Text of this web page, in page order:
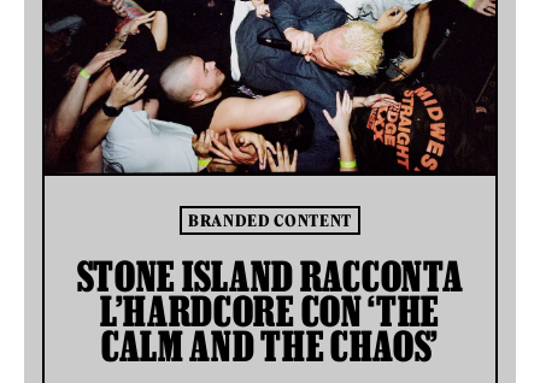
BRANDED CONTENT
STONE ISLAND RACCONTA
L’HARDCORE CON ‘THE
CALM AND THE CHAOS’